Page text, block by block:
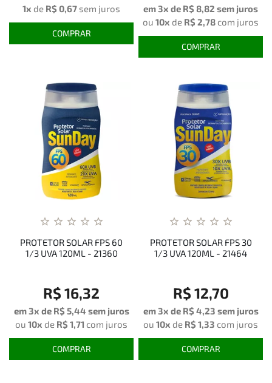
1x de R$ 0,67sem juros
COMPRAR
em 3x de R$ 8,82 sem juros
ou 10x de R$ 2,78 com juros
COMPRAR
PROTETOR SOLAR FPS 60
1/3 UVA 120ML - 21360
R$ 16,32
em 3x de R$ 5,44 sem juros
ou 10x de R$ 1,71 com juros
COMPRAR
PROTETOR SOLAR FPS 30
1/3 UVA 120ML - 21464
R$ 12,70
em 3x de R$ 4,23 sem juros
ou 10x de R$ 1,33 com juros
COMPRAR